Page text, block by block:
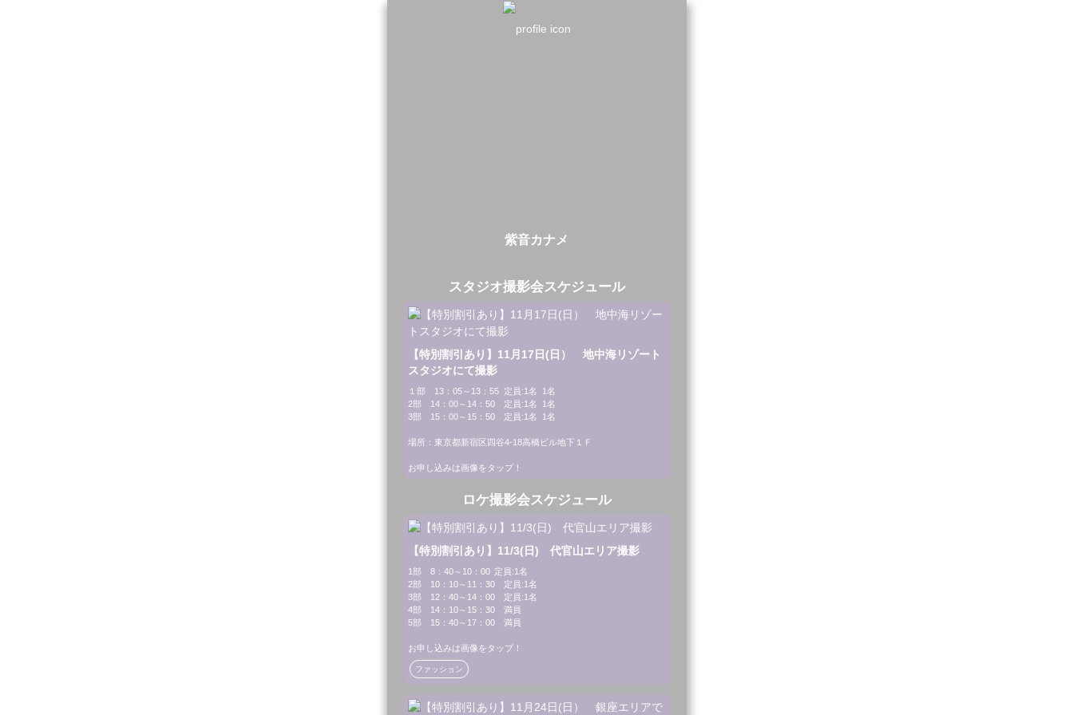
紫音カナメ
スタジオ撮影会スケジュール
【特別割引あり】11月17日(日） 地中海リゾート
スタジオにて撮影
１部　13：05～13：55	定員:1名	1名
2部　14：00～14：50	定員:1名	1名
3部　15：00～15：50　定員:1名	1名
場所：東京都新宿区四谷4-18高橋ビル地下１Ｆ
お申し込みは画像をタップ！
ロケ撮影会スケジュール
【特別割引あり】11/3(日) 代官山エリア撮影
1部　8：40～10：00	定員:1名
2部　10：10～11：30	定員:1名
3部　12：40～14：00	定員:1名
4部　14：10～15：30	満員
5部　15：40～17：00　満員
お申し込みは画像をタップ！
ファッション